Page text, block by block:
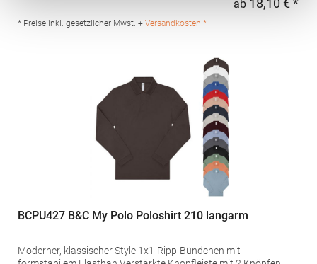
Kingsfordweg 151 1043GR Amsterdam Niederlande E-Mail:
marketing@henbury.com
ab 18,10 € *
* Preise inkl. gesetzlicher Mwst. + Versandkosten *
BCPU427 B&C My Polo Poloshirt 210 langarm
Moderner, klassischer Style 1x1-Ripp-Bündchen mit